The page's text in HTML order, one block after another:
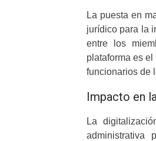
La puesta en
jurídico para la
entre los
plataforma es
funcionarios de
Impacto en
La
administrativa